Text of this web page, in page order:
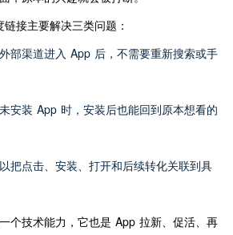
接主要解决三类问题：
部渠道进入 App 后，不需要重新搜索或手
安装 App 时，安装后也能回到原本想看的
把点击、安装、打开和后续转化关联到具
个技术能力，它也是 App 拉新、促活、再